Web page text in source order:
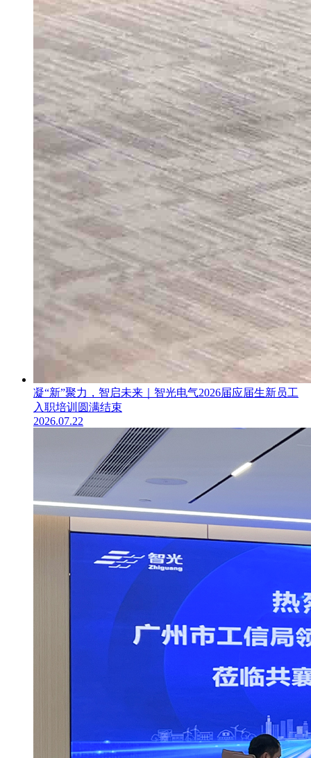
凝“新”聚力，智启未来｜智光电气2026届应届生新员工
入职培训圆满结束
2026.07.22